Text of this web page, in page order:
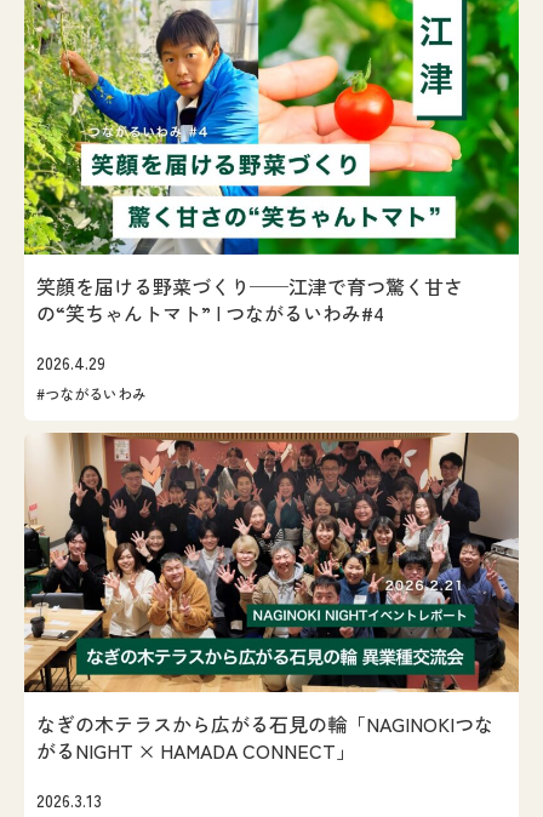
笑顔を届ける野菜づくり──江津で育つ驚く甘さ
の“笑ちゃんトマト” | つながるいわみ#4
2026.4.29
#つながるいわみ
なぎの木テラスから広がる石見の輪「NAGINOKIつな
がるNIGHT × HAMADA CONNECT」
2026.3.13